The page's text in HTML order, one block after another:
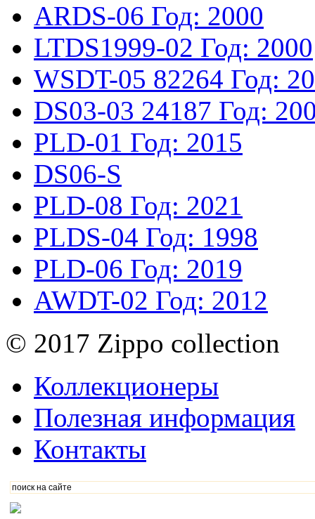
ARDS-06 Год: 2000
LTDS1999-02 Год: 2000
WSDT-05 82264 Год:
DS03-03 24187 Год:
PLD-01 Год: 2015
DS06-S
PLD-08 Год: 2021
PLDS-04 Год: 1998
PLD-06 Год: 2019
AWDT-02 Год: 2012
© 2017 Zippo collection
Коллекционеры
Полезная информация
Контакты